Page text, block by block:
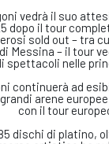
vedrà il suo
dopo il tour
sold out – tra
Messina – il tour
spettacoli nelle
continuerà ad
arene
con il tour
dischi di platino,